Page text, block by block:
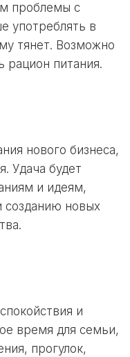
проблемы с
употреблять в
тянет. Возможно
рацион питания.
нового бизнеса,
Удача будет
и идеям,
созданию новых
и
время для семьи,
прогулок,